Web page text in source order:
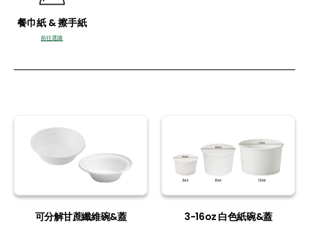
餐巾紙 & 擦手紙
前往選購
可分解甘蔗纖維碗&蓋 3-16oz 白色紙碗&蓋